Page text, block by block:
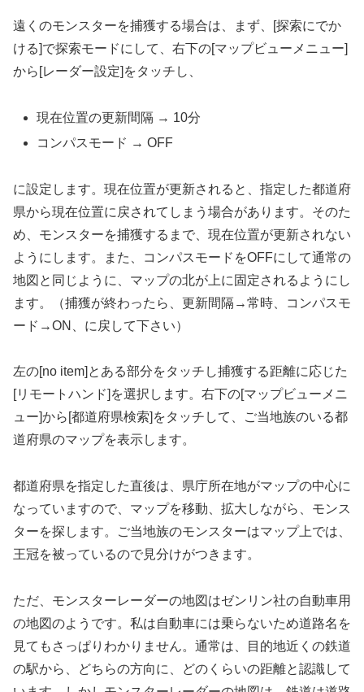
遠くのモンスターを捕獲する場合は、まず、[探索にでか
ける]で探索モードにして、右下の[マップビューメニュー]
から[レーダー設定]をタッチし、
現在位置の更新間隔 → 10分
コンパスモード → OFF
に設定します。現在位置が更新されると、指定した都道府
県から現在位置に戻されてしまう場合があります。そのた
め、モンスターを捕獲するまで、現在位置が更新されない
ようにします。また、コンパスモードをOFFにして通常の
地図と同じように、マップの北が上に固定されるようにし
ます。（捕獲が終わったら、更新間隔→常時、コンパスモ
ード→ON、に戻して下さい）
左の[no item]とある部分をタッチし捕獲する距離に応じた
[リモートハンド]を選択します。右下の[マップビューメニ
ュー]から[都道府県検索]をタッチして、ご当地族のいる都
道府県のマップを表示します。
都道府県を指定した直後は、県庁所在地がマップの中心に
なっていますので、マップを移動、拡大しながら、モンス
ターを探します。ご当地族のモンスターはマップ上では、
王冠を被っているので見分けがつきます。
ただ、モンスターレーダーの地図はゼンリン社の自動車用
の地図のようです。私は自動車には乗らないため道路名を
見てもさっぱりわかりません。通常は、目的地近くの鉄道
の駅から、どちらの方向に、どのくらいの距離と認識して